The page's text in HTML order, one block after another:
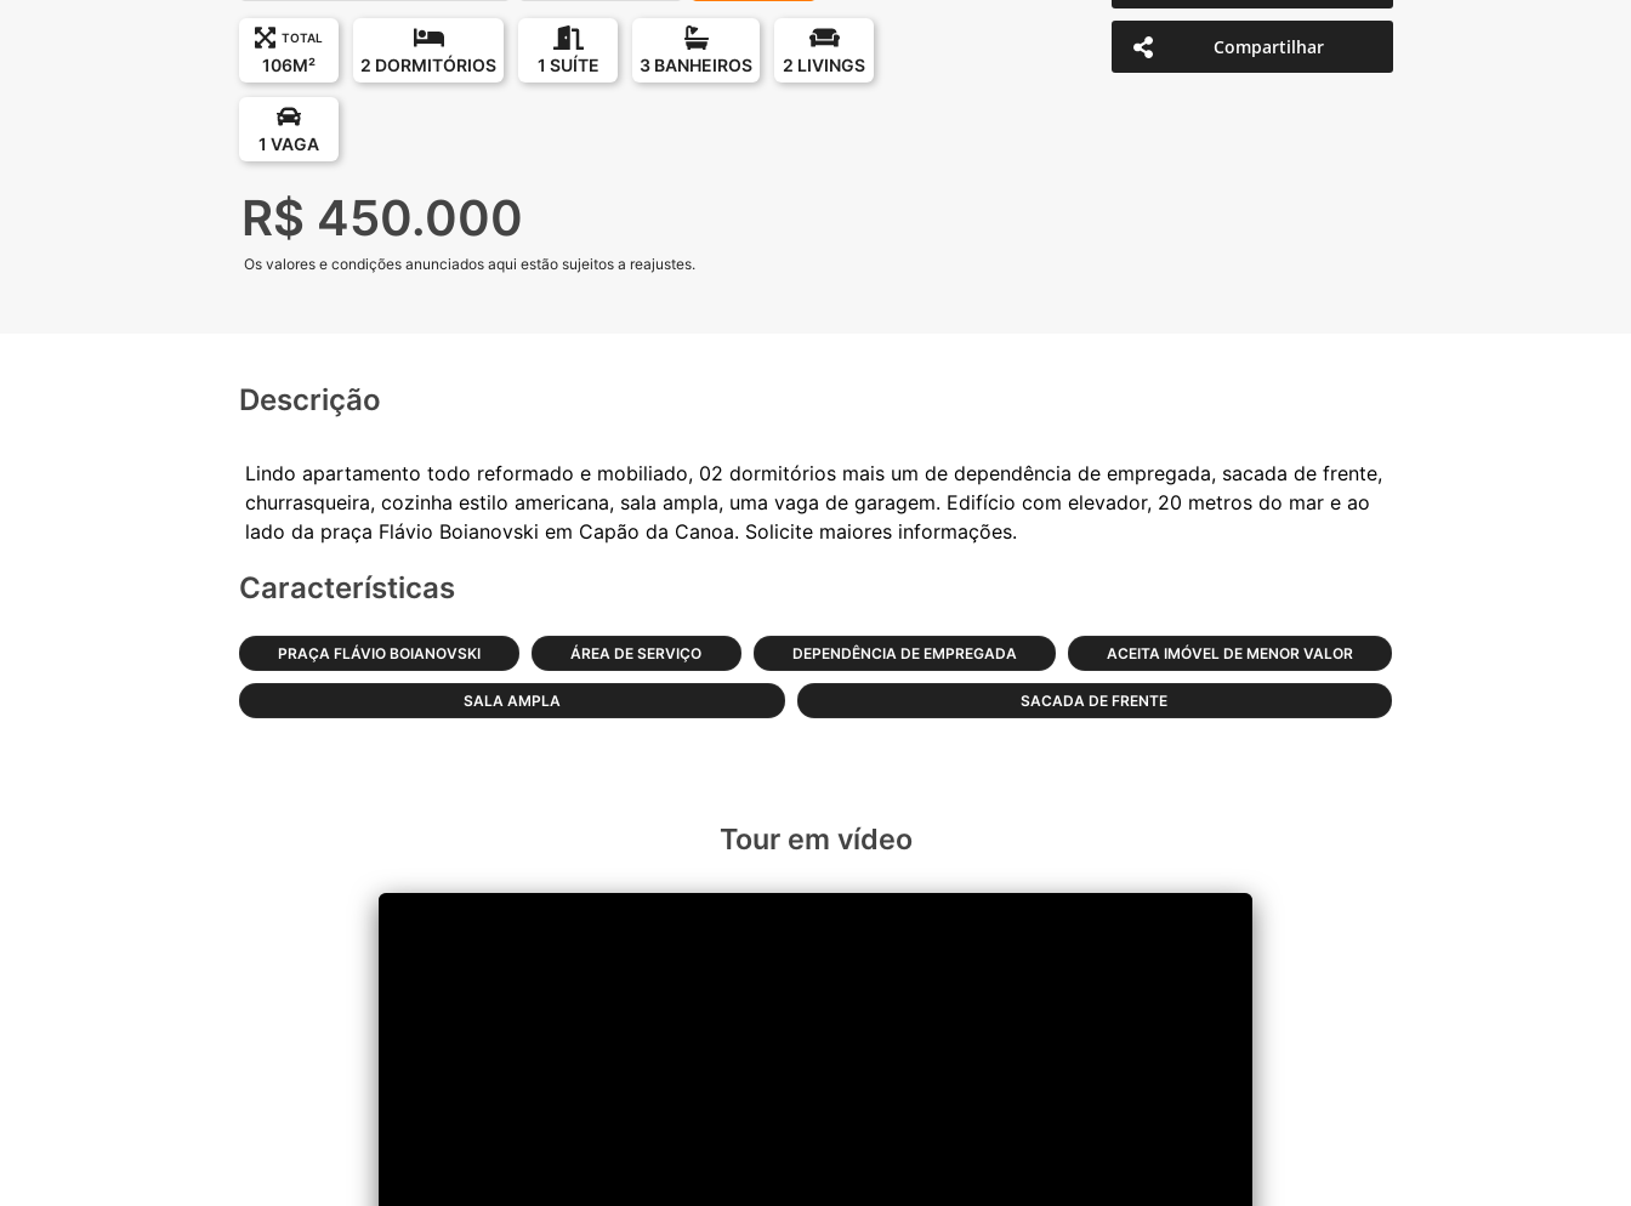
TOTAL
106M² 2 DORMITÓRIOS 1 SUÍTE 3 BANHEIROS 2 LIVINGS
1 VAGA
R$ 450.000
Os valores e condições anunciados aqui estão sujeitos a reajustes.
Compartilhar
Descrição
Lindo apartamento todo reformado e mobiliado, 02 dormitórios mais um de dependência de empregada, sacada de frente,
churrasqueira, cozinha estilo americana, sala ampla, uma vaga de garagem. Edifício com elevador, 20 metros do mar e ao
Características
PRAÇA FLÁVIO BOIANOVSKI ÁREA DE SERVIÇO DEPENDÊNCIA DE EMPREGADA ACEITA IMÓVEL DE MENOR VALOR
SALA AMPLA SACADA DE FRENTE
Tour em vídeo